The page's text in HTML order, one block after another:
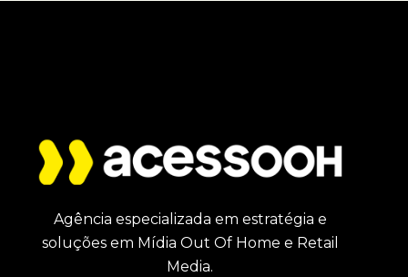
Agência especializada em estratégia e
soluções em Mídia Out Of Home e Retail
Media.